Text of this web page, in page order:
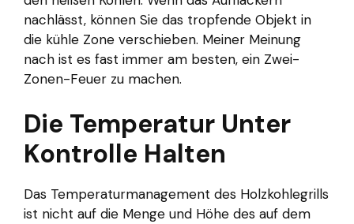
nachlässt, können Sie das tropfende Objekt in
die kühle Zone verschieben. Meiner Meinung
nach ist es fast immer am besten, ein Zwei-
Zonen-Feuer zu machen.
Die Temperatur Unter
Kontrolle Halten
Das Temperaturmanagement des Holzkohlegrills
ist nicht auf die Menge und Höhe des auf dem